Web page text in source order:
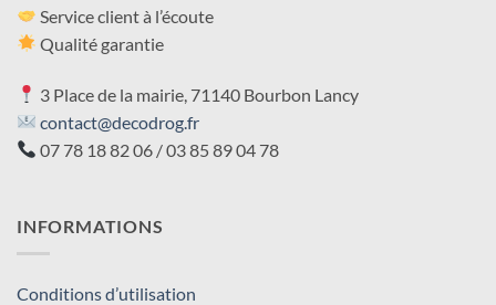
Service client à l’écoute
Qualité garantie
3 Place de la mairie, 71140 Bourbon Lancy
contact@decodrog.fr
07 78 18 82 06 / 03 85 89 04 78
INFORMATIONS
Conditions d’utilisation